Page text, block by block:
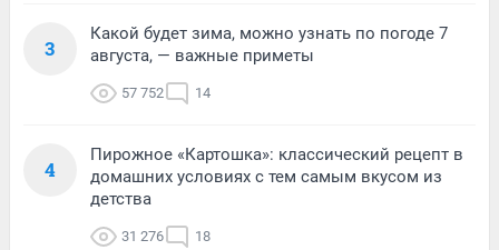
3
Какой будет зима, можно узнать по погоде 7
августа, — важные приметы
57 752 14
4
Пирожное «Картошка»: классический рецепт в
домашних условиях с тем самым вкусом из
детства
31 276 18